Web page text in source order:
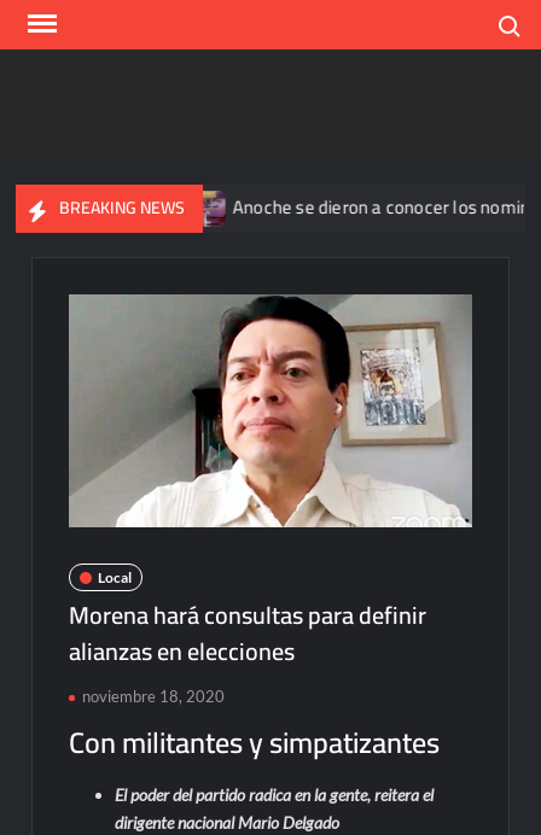
Skip
BREAKING NEWS
casos Anoche se dieron a conocer los nominados de
Local
Morena hará consultas para definir
alianzas en elecciones
noviembre 18, 2020
Con militantes y simpatizantes
El poder del partido radica en la gente, reitera el
dirigente nacional Mario Delgado